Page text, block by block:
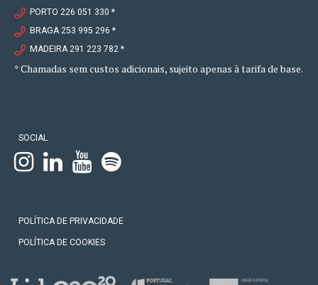
PORTO 226 051 330 *
BRAGA 253 995 296 *
MADEIRA 291 223 782 *
* Chamadas sem custos adicionais, sujeito apenas à tarifa de base.
SOCIAL
POLÍTICA DE PRIVACIDADE
POLÍTICA DE COOKIES